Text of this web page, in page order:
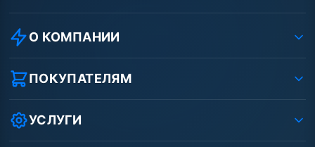
О КОМПАНИИ
О компании
Реквизиты ООО «Шоп АВД»
Защита данных клиента
Условия соглашения
Вакансии
ПОКУПАТЕЛЯМ
Как заказать?
Оплата
Доставка
УСЛУГИ
Ремонт АВД